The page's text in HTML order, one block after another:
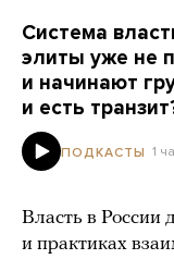
Система
элиты уже не
и начинают
и есть
ПОДКАСТЫ 1
Власть в России
и практиках